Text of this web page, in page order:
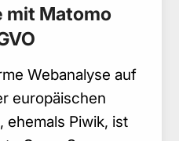
mit Matomo
Webanalyse auf
europäischen
ehemals Piwik, ist